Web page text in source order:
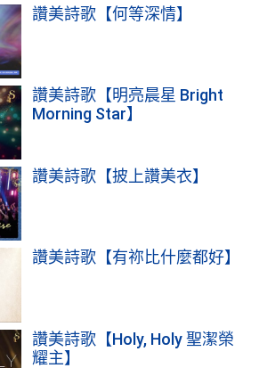
讚美詩歌【何等深情】
讚美詩歌【明亮晨星 Bright
Morning Star】
讚美詩歌【披上讚美衣】
讚美詩歌【有祢比什麼都好】
讚美詩歌【Holy, Holy 聖潔榮
耀主】